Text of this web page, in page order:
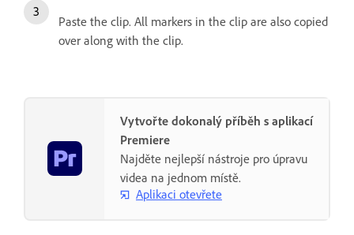
Paste the clip. All markers in the clip are also copied
over along with the clip.
Vytvořte dokonalý příběh s aplikací
Premiere
Najděte nejlepší nástroje pro úpravu
videa na jednom místě.
Aplikaci otevřete